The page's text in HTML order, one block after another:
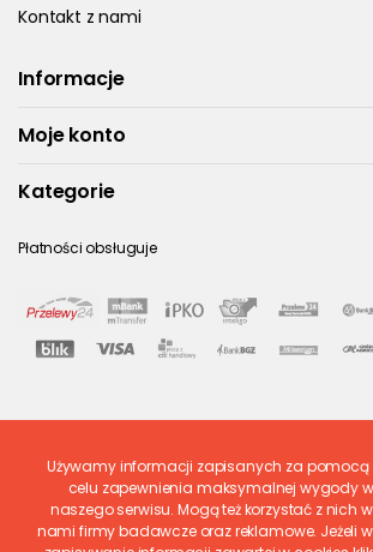
Kontakt z nami
Informacje
Moje konto
Kategorie
Płatności obsługuje
Ostatnio ocenione
Używamy informacji zapisanych za pomocą
celu zapewnienia maksymalnej wygody
naszego serwisu. Mogą też korzystać z nich
nami firmy badawcze oraz reklamowe. Jeżeli